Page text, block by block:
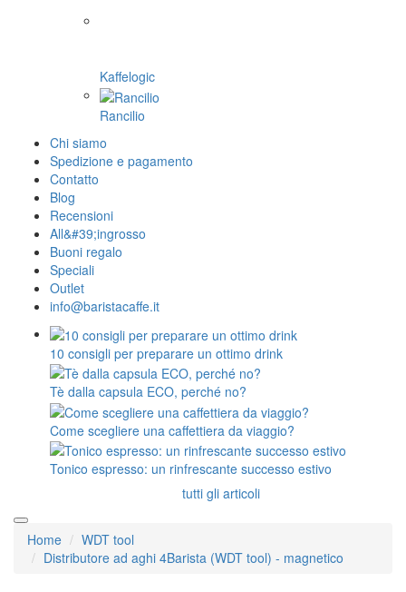
Kaffelogic
Rancilio
Chi siamo
Spedizione e pagamento
Contatto
Blog
Recensioni
All&#39;ingrosso
Buoni regalo
Speciali
Outlet
info@baristacaffe.it
10 consigli per preparare un ottimo drink
Tè dalla capsula ECO, perché no?
Come scegliere una caffettiera da viaggio?
Tonico espresso: un rinfrescante successo estivo
tutti gli articoli
Home
WDT tool
Distributore ad aghi 4Barista (WDT tool) - magnetico